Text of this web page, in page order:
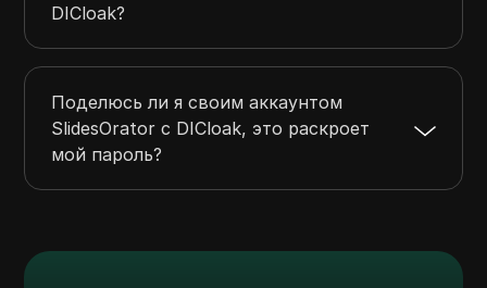
DICloak?
Поделюсь ли я своим аккаунтом
SlidesOrator с DICloak, это раскроет
мой пароль?